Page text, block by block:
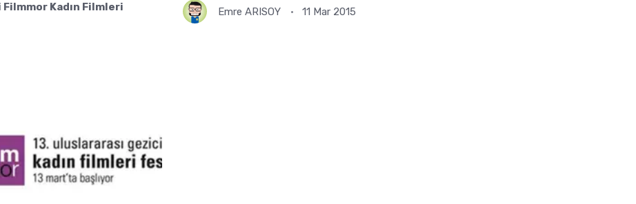
Kadın Filmleri
Emre ARISOY
11 Mar 2015